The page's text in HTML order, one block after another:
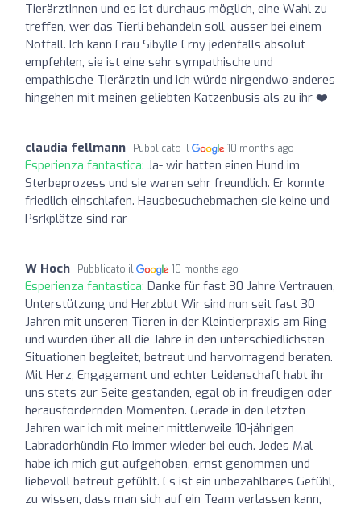
TierärztInnen und es ist durchaus möglich, eine Wahl zu
treffen, wer das Tierli behandeln soll, ausser bei einem
Notfall. Ich kann Frau Sibylle Erny jedenfalls absolut
empfehlen, sie ist eine sehr sympathische und
empathische Tierärztin und ich würde nirgendwo anderes
hingehen mit meinen geliebten Katzenbusis als zu ihr ❤️
claudia fellmann Pubblicato il 10 months ago
Esperienza fantastica: Ja- wir hatten einen Hund im
Sterbeprozess und sie waren sehr freundlich. Er konnte
friedlich einschlafen. Hausbesuchebmachen sie keine und
Psrkplätze sind rar
W Hoch Pubblicato il 10 months ago
Esperienza fantastica: Danke für fast 30 Jahre Vertrauen,
Unterstützung und Herzblut Wir sind nun seit fast 30
Jahren mit unseren Tieren in der Kleintierpraxis am Ring
und wurden über all die Jahre in den unterschiedlichsten
Situationen begleitet, betreut und hervorragend beraten.
Mit Herz, Engagement und echter Leidenschaft habt ihr
uns stets zur Seite gestanden, egal ob in freudigen oder
herausfordernden Momenten. Gerade in den letzten
Jahren war ich mit meiner mittlerweile 10-jährigen
Labradorhündin Flo immer wieder bei euch. Jedes Mal
habe ich mich gut aufgehoben, ernst genommen und
liebevoll betreut gefühlt. Es ist ein unbezahlbares Gefühl,
zu wissen, dass man sich auf ein Team verlassen kann,